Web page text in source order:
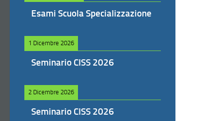
Esami Scuola Specializzazione
1 Dicembre 2026
Seminario CISS 2026
2 Dicembre 2026
Seminario CISS 2026